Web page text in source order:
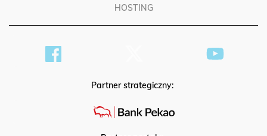
HOSTING
Partner strategiczny: